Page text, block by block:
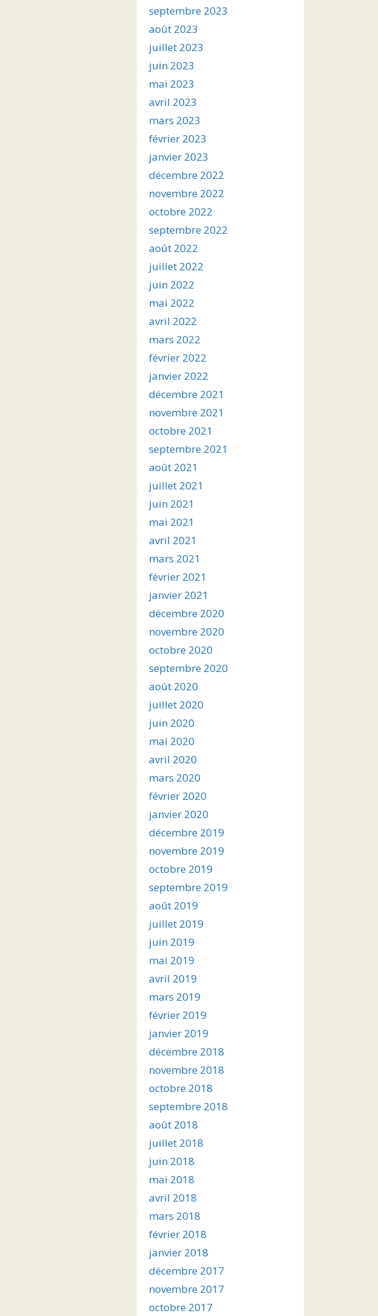
septembre 2023
août 2023
juillet 2023
juin 2023
mai 2023
avril 2023
mars 2023
février 2023
janvier 2023
décembre 2022
novembre 2022
octobre 2022
septembre 2022
août 2022
juillet 2022
juin 2022
mai 2022
avril 2022
mars 2022
février 2022
janvier 2022
décembre 2021
novembre 2021
octobre 2021
septembre 2021
août 2021
juillet 2021
juin 2021
mai 2021
avril 2021
mars 2021
février 2021
janvier 2021
décembre 2020
novembre 2020
octobre 2020
septembre 2020
août 2020
juillet 2020
juin 2020
mai 2020
avril 2020
mars 2020
février 2020
janvier 2020
décembre 2019
novembre 2019
octobre 2019
septembre 2019
août 2019
juillet 2019
juin 2019
mai 2019
avril 2019
mars 2019
février 2019
janvier 2019
décembre 2018
novembre 2018
octobre 2018
septembre 2018
août 2018
juillet 2018
juin 2018
mai 2018
avril 2018
mars 2018
février 2018
janvier 2018
décembre 2017
novembre 2017
octobre 2017